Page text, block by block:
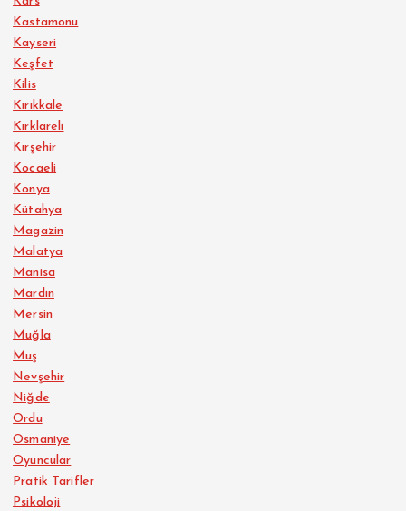
Kastamonu
Kayseri
Keşfet
Kilis
Kırıkkale
Kırklareli
Kırşehir
Kocaeli
Konya
Kütahya
Magazin
Malatya
Manisa
Mardin
Mersin
Muğla
Muş
Nevşehir
Niğde
Ordu
Osmaniye
Oyuncular
Pratik Tarifler
Psikoloji